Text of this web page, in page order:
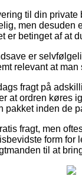
til din
men desuden
er betinget af at
er
relevant at
fragt på
at ordren køres
pakket inden de
fragt, men
form
til at